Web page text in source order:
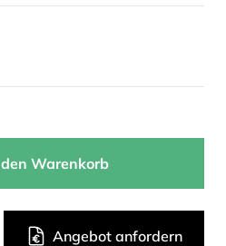
Warenkorb
Angebot anfordern